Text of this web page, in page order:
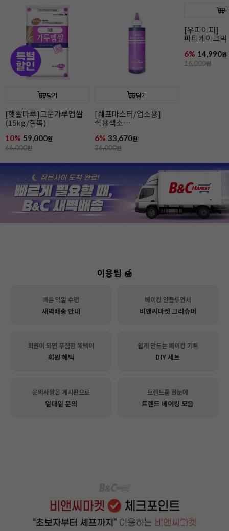
담기
[우피이피]
파티케이크믹스(바나나)
6% 14,990
16,000원
파티케이크믹스(북어/
이용팁 🍯
빠른 익일 수령
새벽배송 안내
베이킹 인플루언서
비앤씨마켓 크리슈머
회원이 되면 푸짐한 혜택이
회원 혜택
쉽게 만드는 베이킹 키트
DIY 세트
문의사항은 게시판으로
일대일 문의
트렌드를 한눈에
트렌드 베이킹 모음